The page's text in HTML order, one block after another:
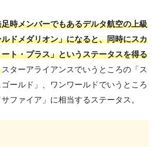
時メンバーでもあるデルタ航空の上級
ドメダリオン」になると、同時にスカ
ト・プラス」というステータスを得る
スターアライアンスでいうところの「ス
ールド」、ワンワールドでいうところ
ファイア」に相当するステータス。